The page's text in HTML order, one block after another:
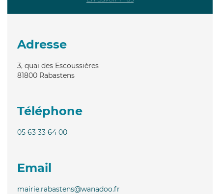
Adresse
3, quai des Escoussières
81800 Rabastens
Téléphone
05 63 33 64 00
Email
mairie.rabastens@wanadoo.fr